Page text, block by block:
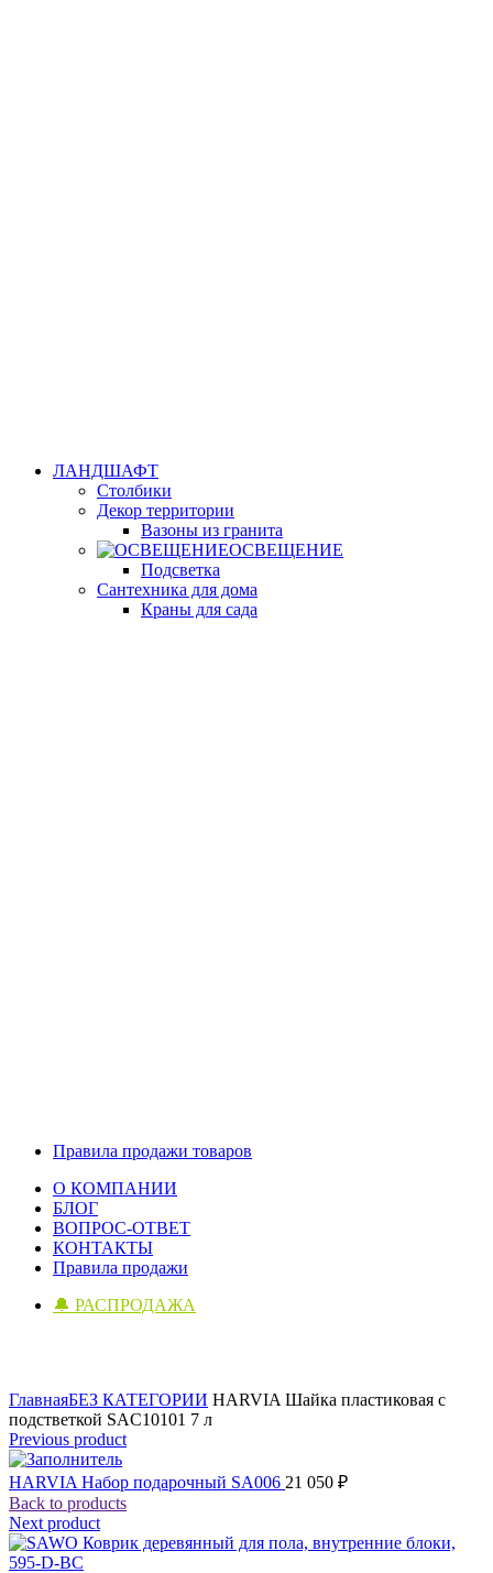
ЛАНДШАФТ
Столбики
Декор территории
Вазоны из гранита
ОСВЕЩЕНИЕ
Подсветка
Сантехника для дома
Краны для сада
Правила продажи товаров
О КОМПАНИИ
БЛОГ
ВОПРОС-ОТВЕТ
КОНТАКТЫ
Правила продажи
🔔 РАСПРОДАЖА
ГлавнаяБЕЗ КАТЕГОРИИ HARVIA Шайка пластиковая с
подстветкой SAC10101 7 л
Previous product
HARVIA Набор подарочный SA006 21 050 ₽
Back to products
Next product